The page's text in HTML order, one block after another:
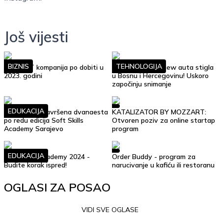
Još vijesti
Top 10 IT kompanija po dobiti u
2023. godini
BIZNIS
Google Street View auta stigla
u Bosnu i Hercegovinu! Uskoro
započinju snimanje
TEHNOLOGIJA
Uspješno je završena dvanaesta
po redu edicija Soft Skills
Academy Sarajevo
EDUKACIJA
KATALIZATOR BY MOZZART:
Otvoren poziv za online startap
program
Soft Skills Academy 2024 -
Budite korak ispred!
EDUKACIJA
Order Buddy - program za
narucivanje u kafiću ili restoranu
OGLASI ZA POSAO
VIDI SVE OGLASE